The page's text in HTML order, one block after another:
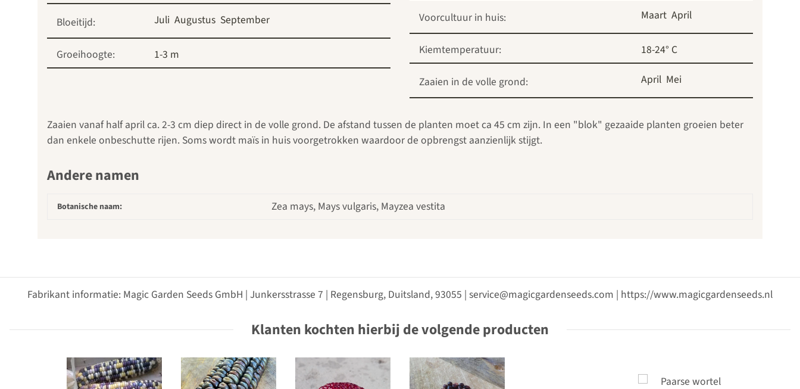
Bloeitijd: Juli Augustus September
Groeihoogte: 1-3 m
Voorcultuur in huis: Maart April
Kiemtemperatuur: 18-24° C
Zaaien in de volle grond: April Mei
Zaaien vanaf half april ca. 2-3 cm diep direct in de volle grond. De afstand tussen de planten moet ca 45 cm zijn. In een "blok" gezaaide planten groeien beter
dan enkele onbeschutte rijen. Soms wordt maïs in huis voorgetrokken waardoor de opbrengst aanzienlijk stijgt.
Andere namen
Botanische naam: Zea mays, Mays vulgaris, Mayzea vestita
Fabrikant informatie: Magic Garden Seeds GmbH | Junkersstrasse 7 | Regensburg, Duitsland, 93055 | service@magicgardenseeds.com | https://www.magicgardenseeds.nl
Klanten kochten hierbij de volgende producten